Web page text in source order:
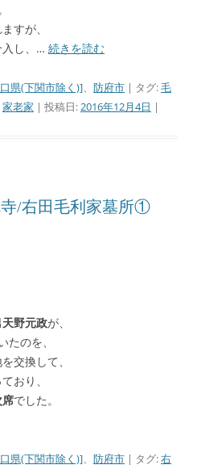
すが、
入し、… 続きを読む
県(下関市除く)]、 防府市 | タグ:毛
家老家 | 投稿日:2016年12月4日 |
/右田毛利家墓所①
天野元政が、
たのを、
交換して、
おり、
でした。
県(下関市除く)]、 防府市 | タグ:右